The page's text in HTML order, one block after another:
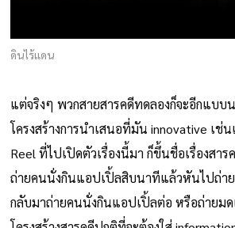
ดินไร้แดน
แต่จริงๆ พวกสายสารคดีทดลองก็จะอีกแบบ
โครงสร้างการนำเสนอที่มัน innovative เช่น
Reel ที่ไปเปิดตัวเรื่องนี้มา ก็ขึ้นชื่อเรื่องสาร
ถ่ายคนนั่งกินแอปเปิ้ลสิบนาทีแล้วหันไปถ่า
กลับมาถ่ายคนนั่งกินแอปเปิ้ลต่อ หรือถ่ายม